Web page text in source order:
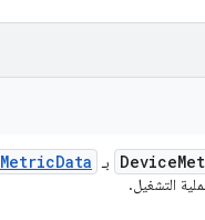
Device بـ MetricData
التشغيل.